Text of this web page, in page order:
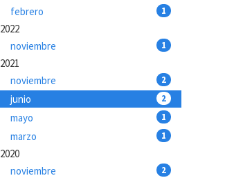
febrero 1
2022
noviembre
1
2021
noviembre
2
junio 2
mayo 1
marzo 1
2020
noviembre
2